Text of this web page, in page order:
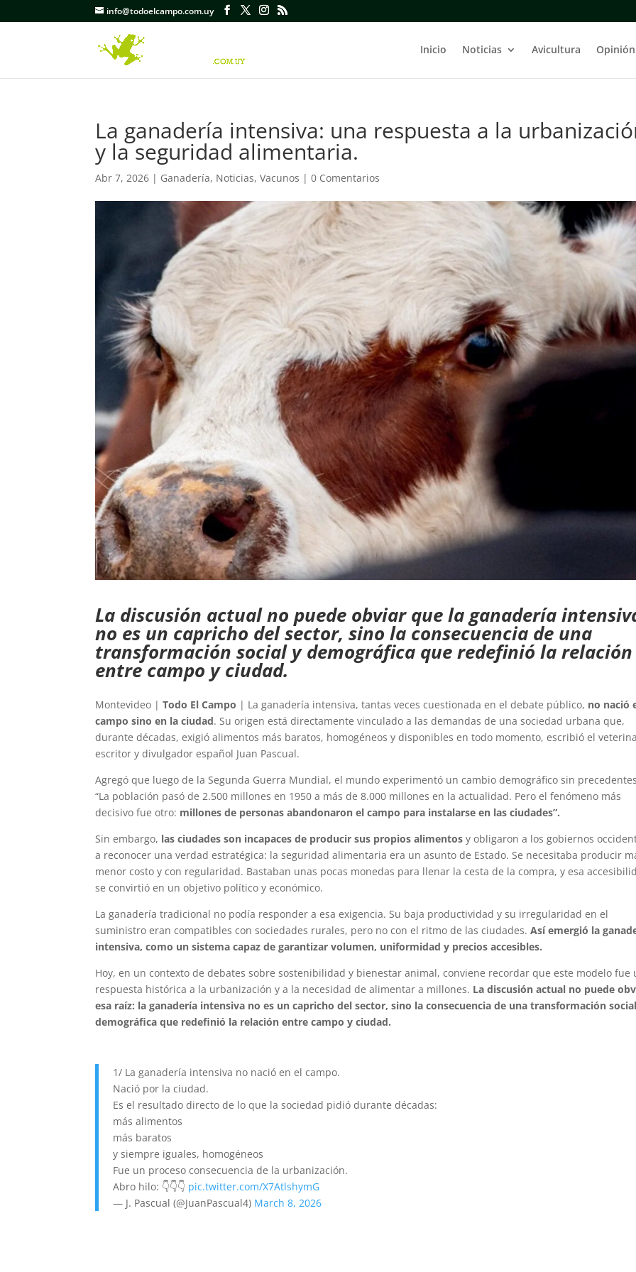
info@todoelcampo.com.uy
Inicio Noticias Avicultura Opinión
La ganadería intensiva: una respuesta a la
y la seguridad alimentaria.
Abr 7, 2026 | Ganadería, Noticias,Vacunos |0 Comentarios
La discusión actual no puede obviar que la ganadería
no es un capricho del sector, sino la consecuencia de una
transformación social y demográfica que redefinió la relación
entre campo y ciudad.
Montevideo |Todo El Campo | La ganadería intensiva, tantas veces cuestionada en el debate público, no nació
campo sino en la ciudad. Su origen está directamente vinculado a las demandas de una sociedad urbana que,
durante décadas, exigió alimentos más baratos, homogéneos y disponibles en todo momento, escribió el
escritor y divulgador español Juan Pascual.
Agregó que luego de la Segunda Guerra Mundial, el mundo experimentó un cambio demográfico sin
“La población pasó de 2.500 millones en 1950 a más de 8.000 millones en la actualidad. Pero el fenómeno más
decisivo fue otro: millones de personas abandonaron el campo para instalarse en las ciudades”.
Sin embargo, las ciudades son incapaces de producir sus propios alimentos y obligaron a los gobiernos
a reconocer una verdad estratégica: la seguridad alimentaria era un asunto de Estado. Se necesitaba producir
menor costo y con regularidad. Bastaban unas pocas monedas para llenar la cesta de la compra, y esa
se convirtió en un objetivo político y económico.
La ganadería tradicional no podía responder a esa exigencia. Su baja productividad y su irregularidad en el
suministro eran compatibles con sociedades rurales, pero no con el ritmo de las ciudades.Así emergió la
intensiva, como un sistema capaz de garantizar volumen, uniformidad y precios accesibles.
Hoy, en un contexto de debates sobre sostenibilidad y bienestar animal, conviene recordar que este modelo fue
respuesta histórica a la urbanización y a la necesidad de alimentar a millones. La discusión actual no puede
esa raíz: la ganadería intensiva no es un capricho del sector, sino la consecuencia de una transformación
demográfica que redefinió la relación entre campo y ciudad.
1/ La ganadería intensiva no nació en el campo.
Nació por la ciudad.
Es el resultado directo de lo que la sociedad pidió durante décadas:
más alimentos
más baratos
y siempre iguales, homogéneos
Fue un proceso consecuencia de la urbanización.
Abro hilo: 👇👇👇 pic.twitter.com/X7AtlshymG
— J. Pascual (@JuanPascual4) March 8, 2026